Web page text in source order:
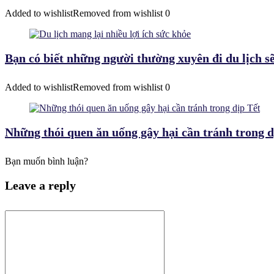
Added to wishlistRemoved from wishlist 0
Bạn có biết những người thường xuyên đi du lịch
Added to wishlistRemoved from wishlist 0
Những thói quen ăn uống gây hại cần tránh trong
Bạn muốn bình luận?
Leave a reply